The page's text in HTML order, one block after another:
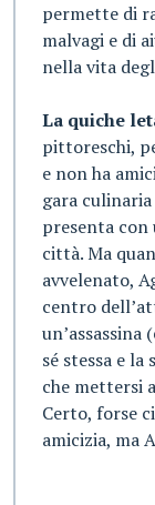
permette di
malvagi e di
nella vita
La quiche
pittoreschi,
e non ha
gara
presenta con
città. Ma
avvelenato,
centro
sé stessa e
che mettersi
Certo, forse
amicizia, ma